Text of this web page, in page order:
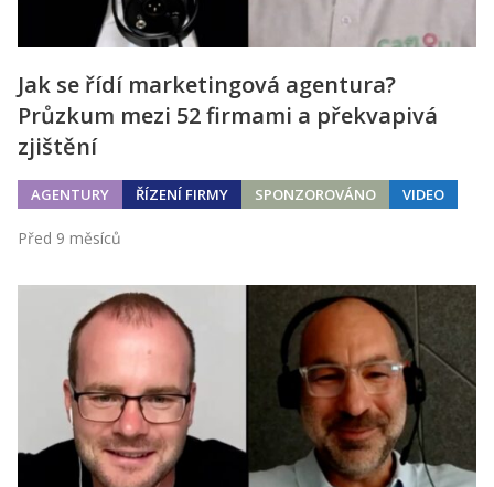
Jak se řídí marketingová agentura?
Průzkum mezi 52 firmami a překvapivá
zjištění
AGENTURY ŘÍZENÍ FIRMY SPONZOROVÁNO VIDEO
Před 9 měsíců